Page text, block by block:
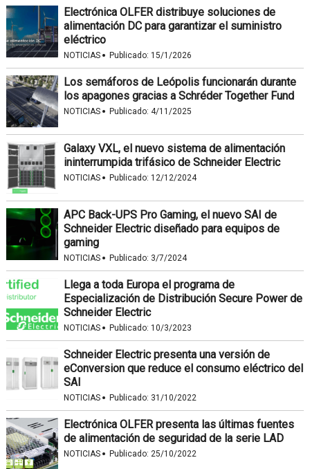
Electrónica OLFER distribuye soluciones de
alimentación DC para garantizar el suministro
eléctrico
NOTICIAS · Publicado: 15/1/2026
Los semáforos de Leópolis funcionarán durante
los apagones gracias a Schréder Together Fund
NOTICIAS · Publicado: 4/11/2025
Galaxy VXL, el nuevo sistema de alimentación
ininterrumpida trifásico de Schneider Electric
NOTICIAS · Publicado: 12/12/2024
APC Back-UPS Pro Gaming, el nuevo SAI de
Schneider Electric diseñado para equipos de
gaming
NOTICIAS · Publicado: 3/7/2024
Llega a toda Europa el programa de
Especialización de Distribución Secure Power de
Schneider Electric
NOTICIAS · Publicado: 10/3/2023
Schneider Electric presenta una versión de
eConversion que reduce el consumo eléctrico del
SAI
NOTICIAS · Publicado: 31/10/2022
Electrónica OLFER presenta las últimas fuentes
de alimentación de seguridad de la serie LAD
NOTICIAS · Publicado: 25/10/2022